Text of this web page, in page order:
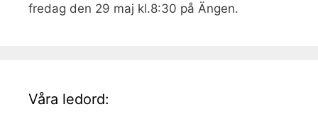
fredag den 29 maj kl.8:30 på Ängen.
Våra ledord: